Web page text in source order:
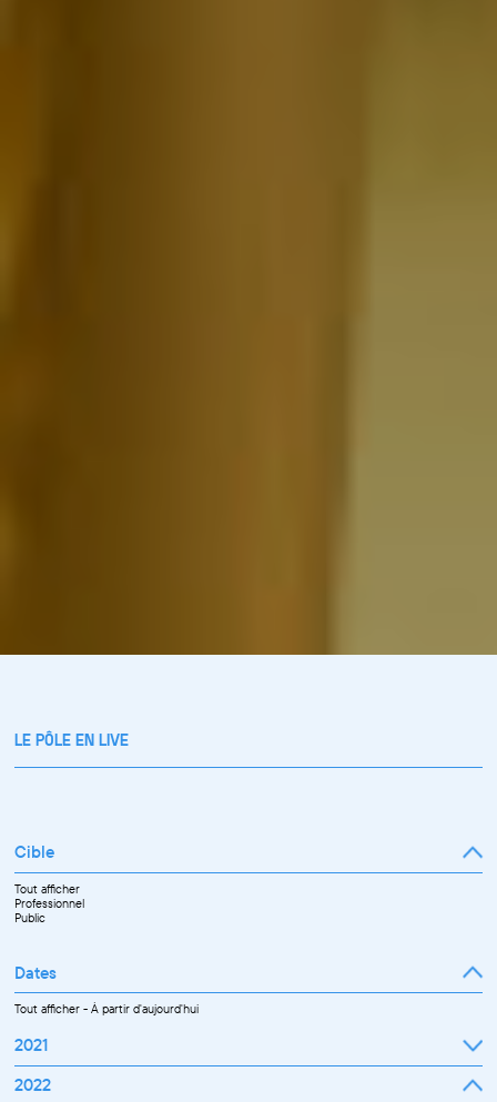
LE PÔLE EN LIVE
Cible
Tout afficher
Professionnel
Public
Dates
Tout afficher-À partir d'aujourd'hui
2021
Septembre
2022